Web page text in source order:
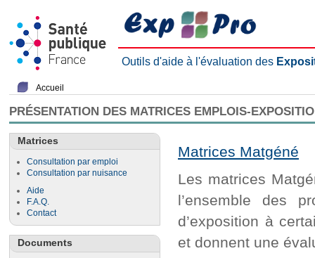
Outils d'aide à l'évaluation des
Accueil
PRÉSENTATION DES MATRICES EMPLOIS-
Matrices
Consultation par emploi
Consultation par nuisance
Aide
F.A.Q.
Contact
Documents
Matrices Matgéné
Les matrices
l’ensemble des
d’exposition à
et donnent une